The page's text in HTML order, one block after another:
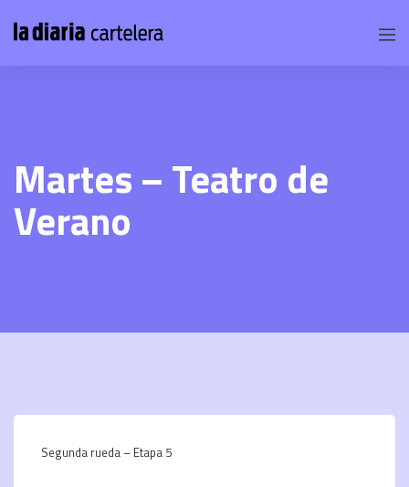
Martes – Teatro de
Verano
Segunda rueda – Etapa 5